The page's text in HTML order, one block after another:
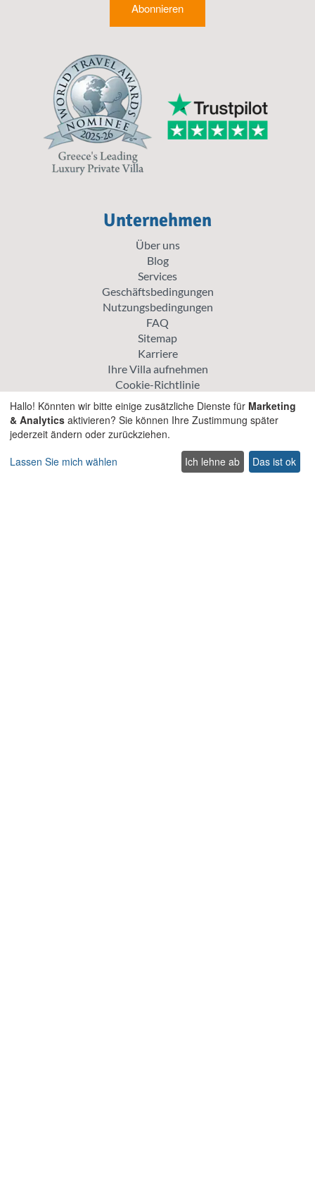
Abonnieren
Unternehmen
Über uns
Blog
Services
Geschäftsbedingungen
Nutzungsbedingungen
FAQ
Sitemap
Karriere
Ihre Villa aufnehmen
Cookie-Richtlinie
Datenschutz-Bestimmungen
Erkunden
Aktionspreis Villen
Traditionelle Villen
Hallo! Könnten wir bitte einige zusätzliche Dienste für Marketing
& Analytics aktivieren? Sie können Ihre Zustimmung später
jederzeit ändern oder zurückziehen.
Lassen Sie mich wählen
Ich lehne ab Das ist ok